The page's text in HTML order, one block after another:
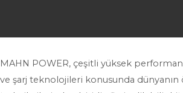
MAHN POWER, çeşitli yüksek
ve şarj teknolojileri konusunda dünyanın